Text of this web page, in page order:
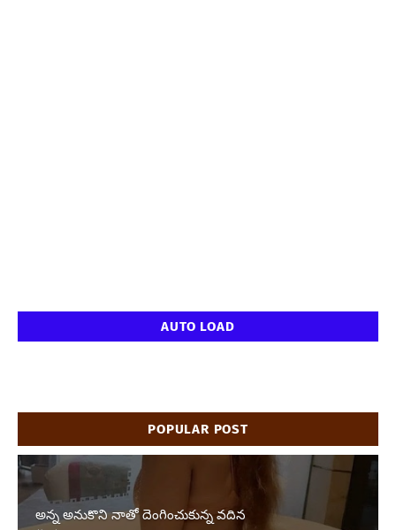
AUTO LOAD
POPULAR POST
అన్న అనుకొని నాతో దెంగించుకున్న వదిన